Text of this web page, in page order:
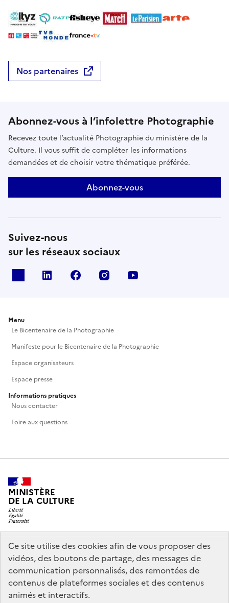
Ce site utilise des cookies afin de vous proposer des
vidéos, des boutons de partage, des messages de
communication personnalisés, des remontées de
contenus de plateformes sociales et des contenus
animés et interactifs.
Nos partenaires
Abonnez-vous à l’infolettre Photographie
Recevez toute l’actualité Photographie du ministère de la
Culture. Il vous suffit de compléter les informations
demandées et de choisir votre thématique préférée.
Abonnez-vous
Suivez-nous
sur les réseaux sociaux
Linkedin Facebook Instagram
Menu
Le Bicentenaire de la Photographie
Manifeste pour le Bicentenaire de la Photographie
Espace organisateurs
Espace presse
Informations pratiques
Nous contacter
Foire aux questions
MINISTÈRE
DE LA CULTURE
legifrance.gouv.fr
info.gouv.fr
service-public.gouv.fr
data.gouv.fr